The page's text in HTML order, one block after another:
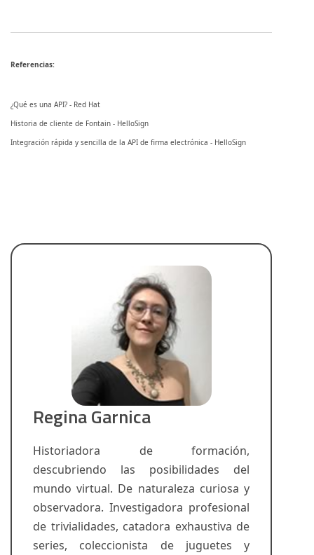
Referencias:
¿Qué es una API? - Red Hat
Historia de cliente de Fontain - HelloSign
Integración rápida y sencilla de la API de firma electrónica - HelloSign
Regina Garnica
Historiadora de formación,
descubriendo las posibilidades del
mundo virtual. De naturaleza curiosa y
observadora. Investigadora profesional
de trivialidades, catadora exhaustiva de
series, coleccionista de juguetes y